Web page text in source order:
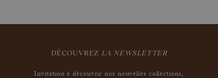
DÉCOUVREZ LA NEWSLETTER
Invitation à découvrir nos nouvelles collections,